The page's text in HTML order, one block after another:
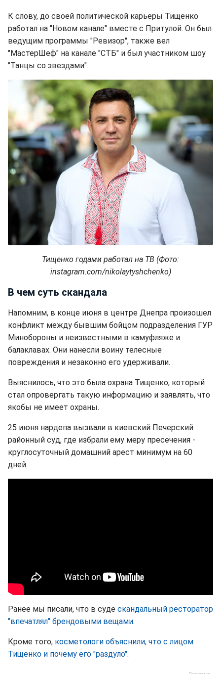
К слову, до своей политической карьеры Тищенко
работал на "Новом канале" вместе с Притулой. Он был
ведущим программы "Ревизор", также вел
"МастерШеф" на канале "СТБ" и был участником шоу
"Танцы со звездами".
Тищенко годами работал на ТВ (Фото:
instagram.com/nikolaytyshchenko)
В чем суть скандала
Напомним, в конце июня в центре Днепра произошел
конфликт между бывшим бойцом подразделения ГУР
Минобороны и неизвестными в камуфляже и
балаклавах. Они нанесли воину телесные
повреждения и незаконно его удерживали.
Выяснилось, что это была охрана Тищенко, который
стал опровергать такую информацию и заявлять, что
якобы не имеет охраны.
25 июня нардепа вызвали в киевский Печерский
районный суд, где избрали ему меру пресечения -
круглосуточный домашний арест минимум на 60
дней.
Ранее мы писали, что в суде скандальный ресторатор
"впечатлял" брендовыми вещами.
Кроме того, косметологи объяснили, что с лицом
Тищенко и почему его "раздуло".